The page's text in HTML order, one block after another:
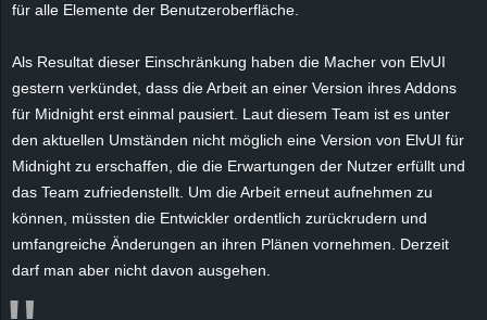
für alle Elemente der Benutzeroberfläche.
Als Resultat dieser Einschränkung haben die Macher von ElvUI
gestern verkündet, dass die Arbeit an einer Version ihresAddons
für Midnight erst einmal pausiert. Laut diesem Team ist es unter
den aktuellen Umständen nicht möglich eine Version von ElvUI für
Midnight zu erschaffen, die die Erwartungen der Nutzer erfüllt und
das Team zufriedenstellt. Um die Arbeit erneut aufnehmen zu
können, müssten die Entwickler ordentlich zurückrudern und
umfangreiche Änderungen an ihren Plänen vornehmen. Derzeit
darf man aber nicht davon ausgehen.